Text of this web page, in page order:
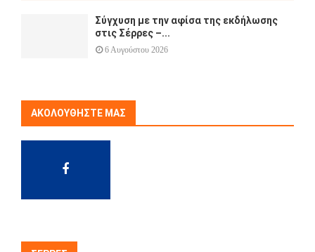
Σύγχυση με την αφίσα της εκδήλωσης
στις Σέρρες –...
6 Αυγούστου 2026
ΑΚΟΛΟΥΘΉΣΤΕ ΜΑΣ